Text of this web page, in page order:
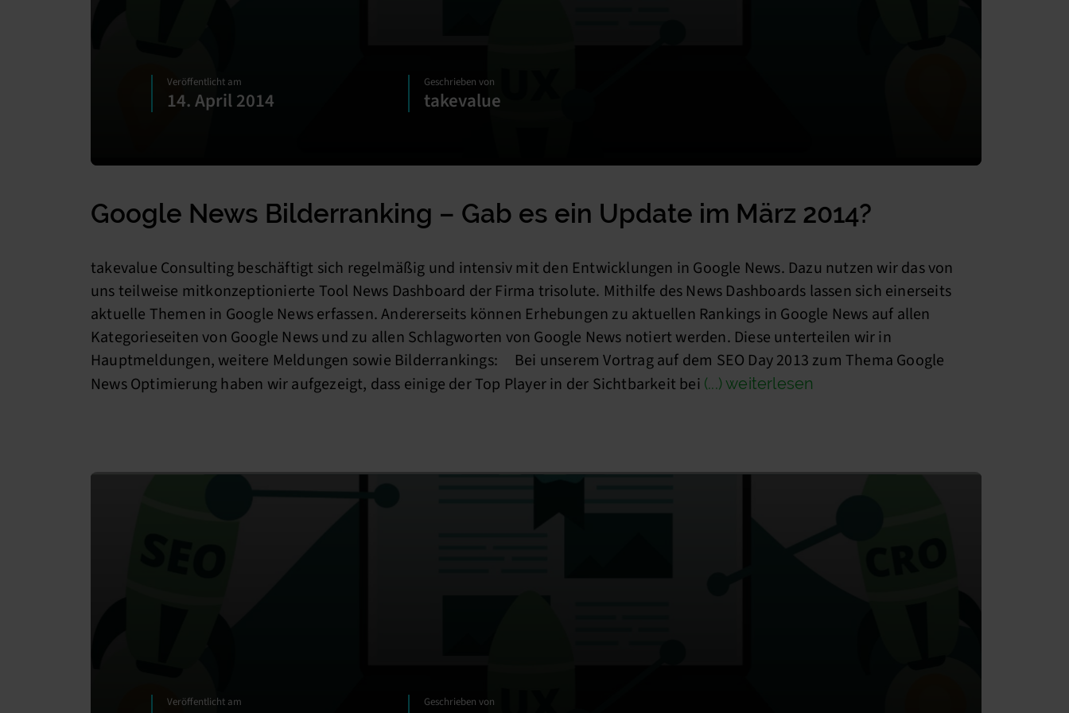
Veröffentlicht am
14. April 2014
Geschrieben von
takevalue
Google News Bilderranking – Gab es ein Update im März 2014?
takevalue Consulting beschäftigt sich regelmäßig und intensiv mit den Entwicklungen in Google News. Dazu nutzen wir das von
uns teilweise mitkonzeptionierte Tool News Dashboard der Firma trisolute. Mithilfe des News Dashboards lassen sich einerseits
aktuelle Themen in Google News erfassen. Andererseits können Erhebungen zu aktuellen Rankings in Google News auf allen
Kategorieseiten von Google News und zu allen Schlagworten von Google News notiert werden. Diese unterteilen wir in
Hauptmeldungen, weitere Meldungen sowie Bilderrankings: Bei unserem Vortrag auf dem SEO Day 2013 zum Thema Google
News Optimierung haben wir aufgezeigt, dass einige der Top Player in der Sichtbarkeit bei (...) weiterlesen
Veröffentlicht am Geschrieben von